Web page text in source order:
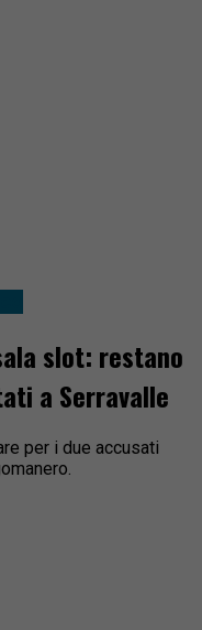
slot: restano
a Serravalle
per i due accusati